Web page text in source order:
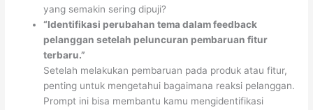
yang semakin sering dipuji?
“Identifikasi perubahan tema dalam feedback
pelanggan setelah peluncuran pembaruan fitur
terbaru.”
Setelah melakukan pembaruan pada produk atau fitur,
penting untuk mengetahui bagaimana reaksi pelanggan.
Prompt ini bisa membantu kamu mengidentifikasi